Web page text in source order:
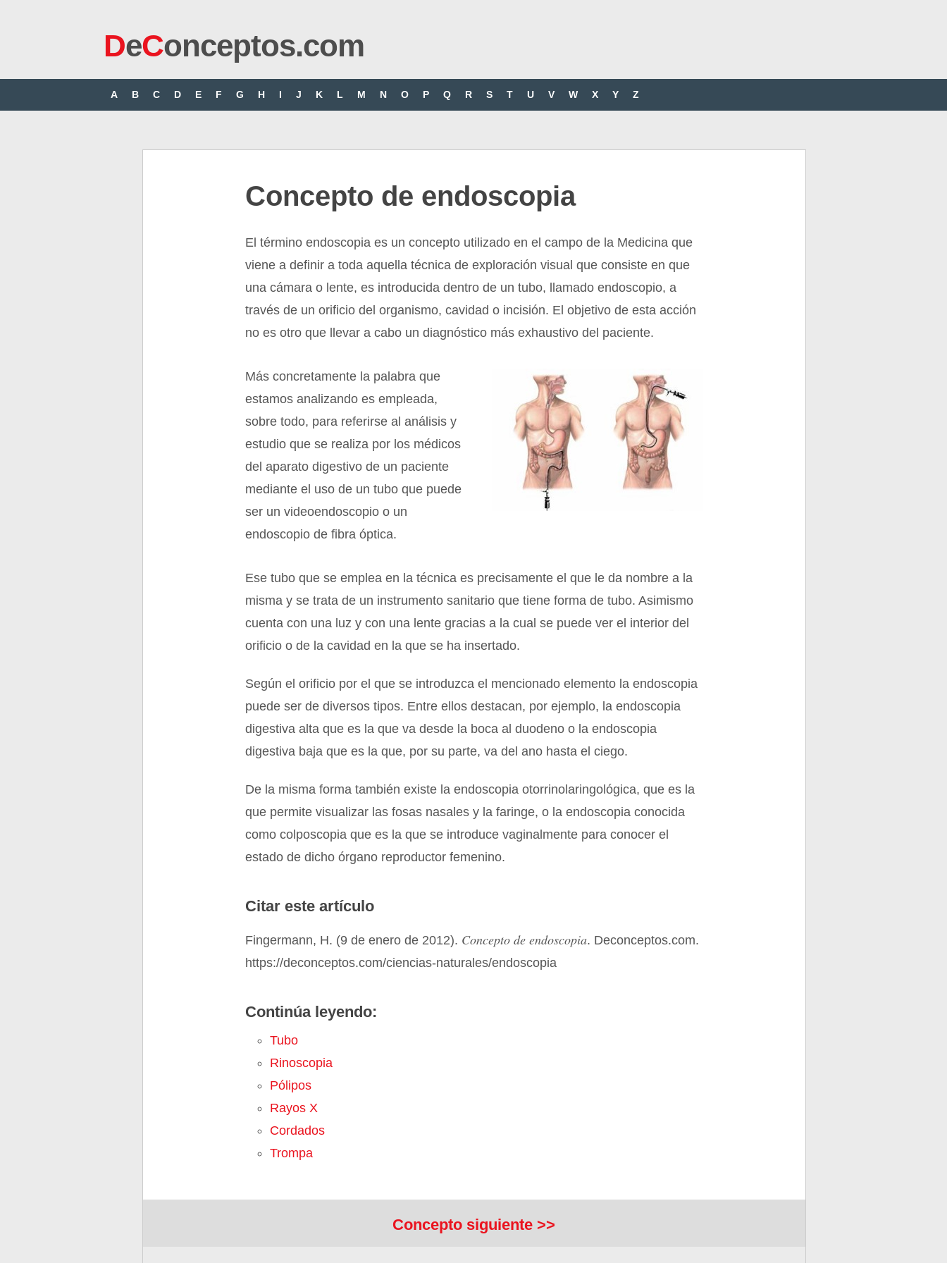
DeConceptos.com
A B C D E F G H I J K L M N O P Q R S T U V W X Y Z
Concepto de endoscopia
El término endoscopia es un concepto utilizado en el campo de la Medicina que
viene a definir a toda aquella técnica de exploración visual que consiste en que
una cámara o lente, es introducida dentro de un tubo, llamado endoscopio, a
través de un orificio del organismo, cavidad o incisión. El objetivo de esta acción
no es otro que llevar a cabo un diagnóstico más exhaustivo del paciente.
Más concretamente la palabra que
estamos analizando es empleada,
sobre todo, para referirse al análisis y
estudio que se realiza por los médicos
del aparato digestivo de un paciente
mediante el uso de un tubo que puede
ser un videoendoscopio o un
endoscopio de fibra óptica.
Ese tubo que se emplea en la técnica es precisamente el que le da nombre a la
misma y se trata de un instrumento sanitario que tiene forma de tubo. Asimismo
cuenta con una luz y con una lente gracias a la cual se puede ver el interior del
orificio o de la cavidad en la que se ha insertado.
Según el orificio por el que se introduzca el mencionado elemento la endoscopia
puede ser de diversos tipos. Entre ellos destacan, por ejemplo, la endoscopia
digestiva alta que es la que va desde la boca al duodeno o la endoscopia
digestiva baja que es la que, por su parte, va del ano hasta el ciego.
De la misma forma también existe la endoscopia otorrinolaringológica, que es la
que permite visualizar las fosas nasales y la faringe, o la endoscopia conocida
como colposcopia que es la que se introduce vaginalmente para conocer el
estado de dicho órgano reproductor femenino.
Citar este artículo
Fingermann, H. (9 de enero de 2012). Concepto de endoscopia. Deconceptos.com.
https://deconceptos.com/ciencias-naturales/endoscopia
Continúa leyendo:
Tubo
Rinoscopia
Pólipos
Rayos X
Cordados
Trompa
Concepto siguiente >>